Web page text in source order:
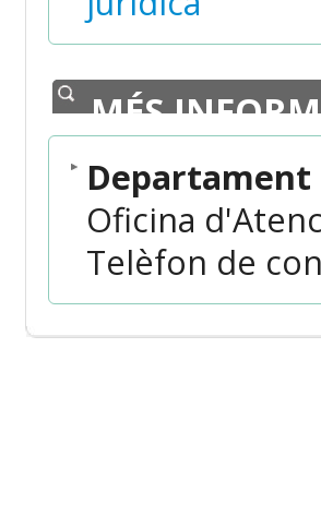
MÉS
Oficina
Telèfon de